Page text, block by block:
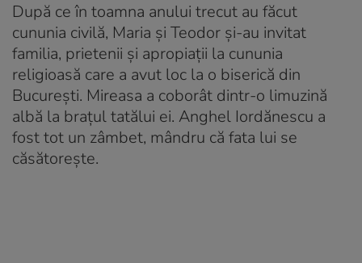
După ce în toamna anului trecut au făcut
cununia civilă, Maria și Teodor și-au invitat
familia, prietenii și apropiații la cununia
religioasă care a avut loc la o biserică din
București. Mireasa a coborât dintr-o limuzină
albă la brațul tatălui ei. Anghel Iordănescu a
fost tot un zâmbet, mândru că fata lui se
căsătorește.